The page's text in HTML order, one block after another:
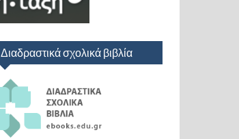
Διαδραστικά σχολικά βιβλία